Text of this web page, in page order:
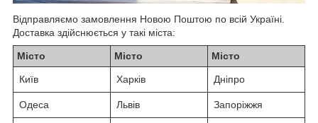
Відправляємо замовлення Новою Поштою по всій Україні.
Доставка здійснюється у такі міста:
Місто Місто Місто
Київ Харків Дніпро
Одеса Львів Запоріжжя